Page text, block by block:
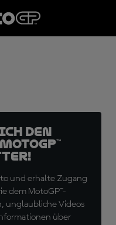
den
und erhalte Zugang
dem MotoGP™-
unglaubliche Videos
über